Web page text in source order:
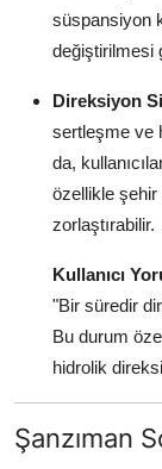
süspansiyon
değiştirilmesi
Direksiyon
sertleşme ve
da,
özellikle şehir
zorlaştırabilir.
Kullanıcı
"Bir süredir
Bu durum
hidrolik
Şanzıman